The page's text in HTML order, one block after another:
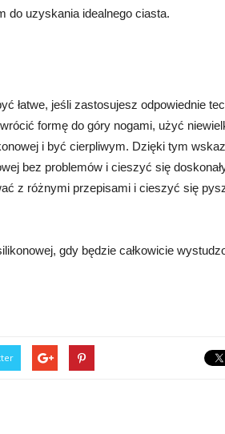
do uzyskania idealnego ciasta.
łatwe, jeśli zastosujesz odpowiednie
formę do góry nogami, użyć
i być cierpliwym. Dzięki tym
bez problemów i cieszyć się
z różnymi przepisami i cieszyć się
gdy będzie całkowicie